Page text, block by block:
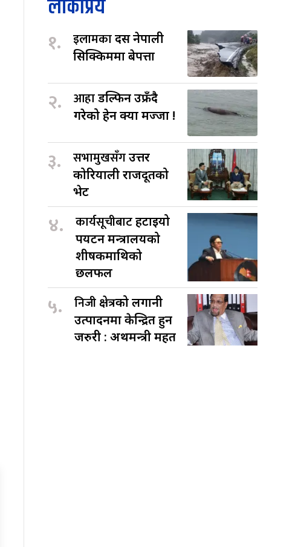
लोकप्रिय
१. इलामकादस नेपाली
सिक्किममा बेपत्ता
२. आहाडल्फिन उफ्रँदै
गरेको हेर्न क्या मज्जा !
३. सभामुखसँगउत्तर
कोरियाली राजदूतको
भेट
४. कार्यसूचीबाटहटाइयो
पर्यटन मन्त्रालयको
शीर्षकमाथिको
छलफल
५. निजी क्षेत्रको लगानी
उत्पादनमा केन्द्रित हुन
जरुरी : अर्थमन्त्री महत